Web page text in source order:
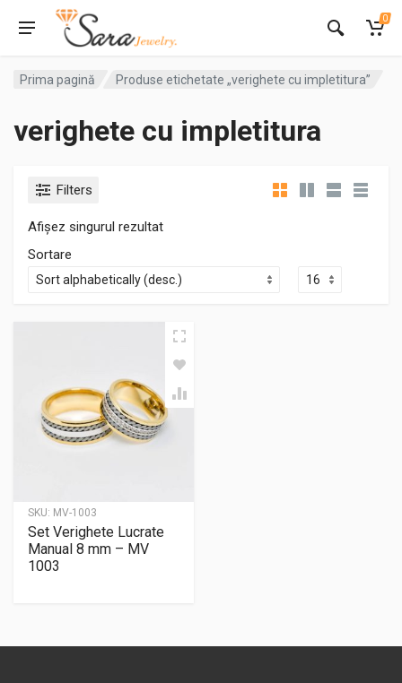
0
Prima pagină Produse etichetate „verighete cu impletitura”
verighete cu impletitura
Filters
Afișez singurul rezultat
Sortare
SKU: MV-1003
Set Verighete Lucrate
Manual 8 mm – MV
1003